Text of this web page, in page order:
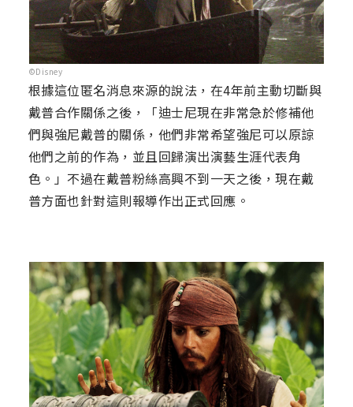
©Disney
根據這位匿名消息來源的說法，在4年前主動切斷與
戴普合作關係之後，「迪士尼現在非常急於修補他
們與強尼戴普的關係，他們非常希望強尼可以原諒
他們之前的作為，並且回歸演出演藝生涯代表角
色。」不過在戴普粉絲高興不到一天之後，現在戴
普方面也針對這則報導作出正式回應。